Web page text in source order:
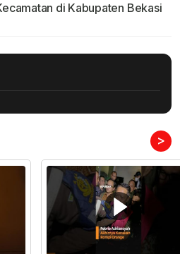
di Kabupaten Bekasi
>